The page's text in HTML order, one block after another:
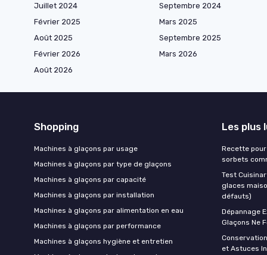
Juillet 2024
Septembre 2024
Février 2025
Mars 2025
Août 2025
Septembre 2025
Février 2026
Mars 2026
Août 2026
Shopping
Machines à glaçons par usage
Machines à glaçons par type de glaçons
Machines à glaçons par capacité
Machines à glaçons par installation
Machines à glaçons par alimentation en eau
Machines à glaçons par performance
Machines à glaçons hygiène et entretien
Les plus
Recette
sorbets
Test
glaces
défauts)
Dépannage
Glaçons Ne
et Astuces